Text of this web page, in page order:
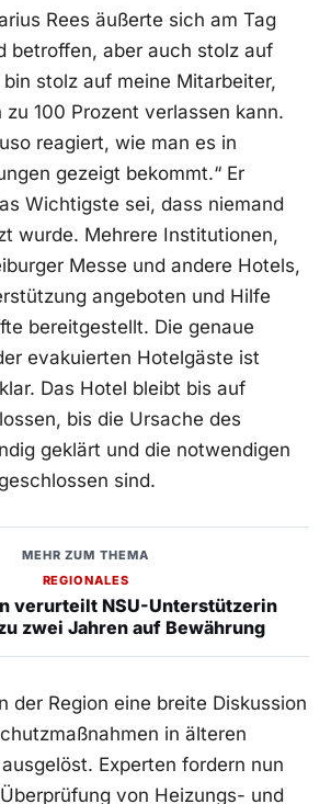
Rees äußerte sich am Tag
betroffen, aber auch stolz auf
bin stolz auf meine Mitarbeiter,
100 Prozent verlassen kann.
reagiert, wie man es in
gezeigt bekommt.“ Er
Wichtigste sei, dass niemand
wurde. Mehrere Institutionen,
Messe und andere Hotels,
angeboten und Hilfe
bereitgestellt. Die genaue
evakuierten Hotelgäste ist
Das Hotel bleibt bis auf
bis die Ursache des
geklärt und die notwendigen
sind.
MEHR ZUM THEMA
REGIONALES
verurteilt NSU-Unterstützerin
zwei Jahren auf Bewährung
der Region eine breite Diskussion
in älteren
Experten fordern nun
von Heizungs- und